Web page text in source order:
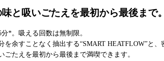
と吸いごたえを最初から最後まで。
*。吸える回数は無制限。
を余すことなく抽出する“SMART HEATFLOW”と
ごたえを最初から最後まで満喫できます。